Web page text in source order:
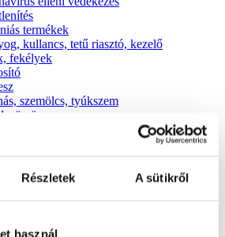
Részletek A sütikről
használ
termékek
kullancs, tetű riasztó, kezelő
fekélyek
szemölcs, tyúkszem
hányinger